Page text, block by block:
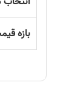
بازه